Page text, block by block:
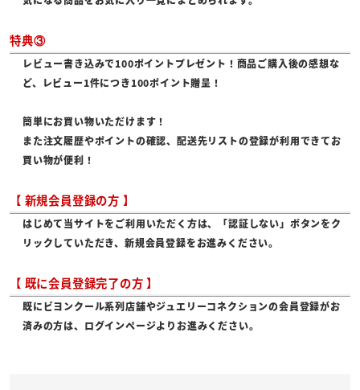
特典③
レビュー書き込みで100ポイントプレゼント！商品ご購入後の感想な
ど、レビュー1件につき100ポイント贈呈！
簡単にお買い物いただけます！
また注文履歴やポイントの確認、配送先リストの登録が利用できてお
買い物が便利！
【 新規会員登録の方 】
はじめて当サイトをご利用いただく方は、「認証しない」ボタンをク
リックしていただき、新規会員登録をお進みください。
【 既に会員登録完了の方 】
既にビヨンクール系列店舗やジュエリーコネクションの会員登録がお
済みの方は、ログインページよりお進みください。